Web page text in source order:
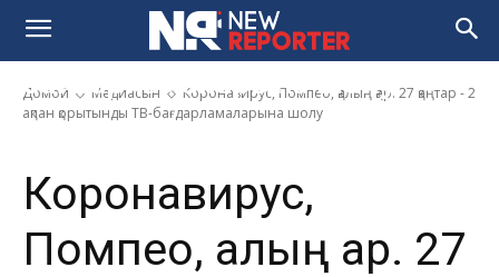
Домой Медиасын
Коронавирус, Помпео, қалың қар. 27 қаңтар - 2
ақпан қорытынды ТВ-бағдарламаларына шолу
қар. 27 қаңтар — 2 ақпан
қорытынды ТВ-
бағдарламаларына шолу
Коронавирус,
Помпео, қалың қар. 27